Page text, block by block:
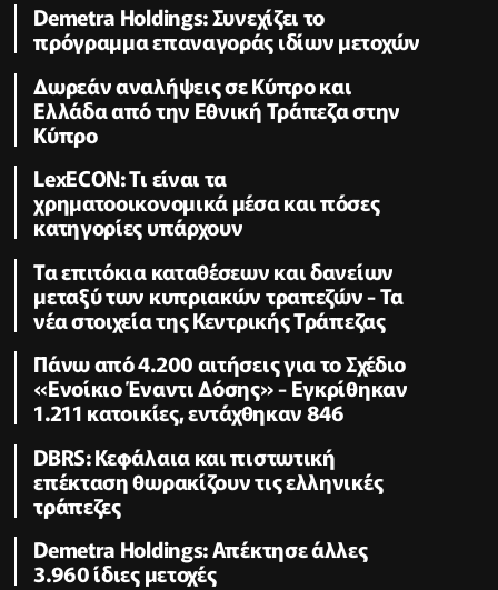
Demetra Holdings: Συνεχίζει το
πρόγραμμα επαναγοράς ιδίων μετοχών
Δωρεάν αναλήψεις σε Κύπρο και
Ελλάδα από την Εθνική Τράπεζα στην
Κύπρο
LexECON: Τι είναι τα
χρηματοοικονομικά μέσα και πόσες
κατηγορίες υπάρχουν
Τα επιτόκια καταθέσεων και δανείων
μεταξύ των κυπριακών τραπεζών - Τα
νέα στοιχεία της Κεντρικής Τράπεζας
Πάνω από 4.200 αιτήσεις για το Σχέδιο
«Ενοίκιο Έναντι Δόσης» - Εγκρίθηκαν
1.211 κατοικίες, εντάχθηκαν 846
DBRS: Κεφάλαια και πιστωτική
επέκταση θωρακίζουν τις ελληνικές
τράπεζες
Demetra Holdings: Απέκτησε άλλες
3.960 ίδιες μετοχές